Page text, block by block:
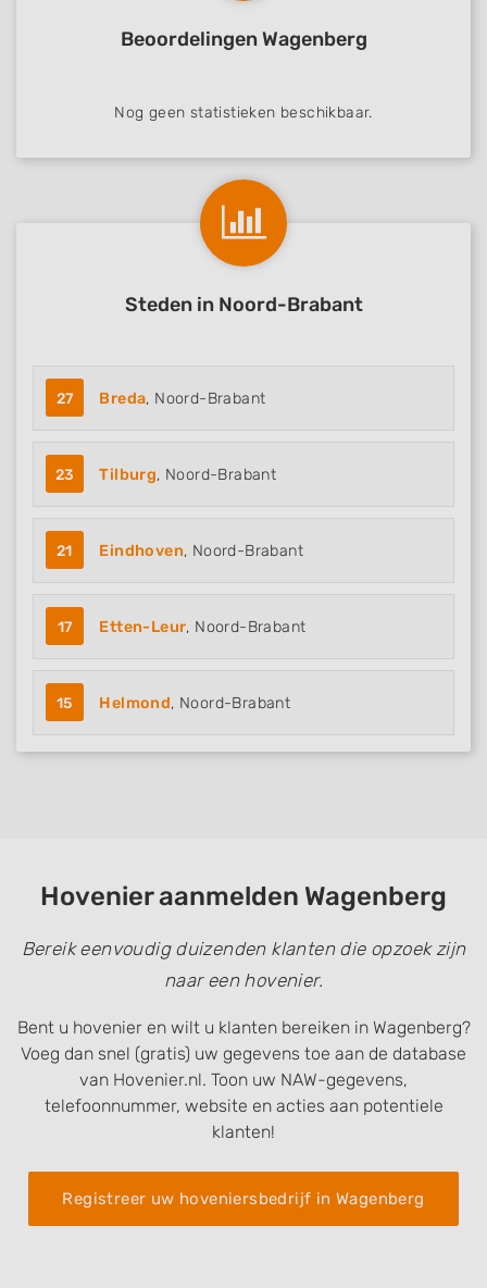
Beoordelingen Wagenberg
Nog geen statistieken beschikbaar.
Steden in Noord-Brabant
27 Breda, Noord-Brabant
23 Tilburg, Noord-Brabant
21 Eindhoven, Noord-Brabant
17 Etten-Leur, Noord-Brabant
15 Helmond, Noord-Brabant
Hovenier aanmelden Wagenberg
Bereik eenvoudig duizenden klanten die opzoek zijn
naar een hovenier.
Bent u hovenier en wilt u klanten bereiken in Wagenberg?
Voeg dan snel (gratis) uw gegevens toe aan de database
van Hovenier.nl. Toon uw NAW-gegevens,
telefoonnummer, website en acties aan potentiele
klanten!
Registreer uw hoveniersbedrijf in Wagenberg